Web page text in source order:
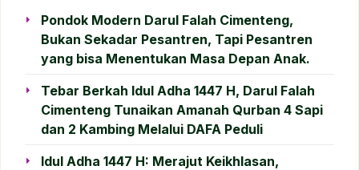
Pondok Modern Darul Falah Cimenteng,
Bukan Sekadar Pesantren, Tapi Pesantren
yang bisa Menentukan Masa Depan Anak.
Tebar Berkah Idul Adha 1447 H, Darul Falah
Cimenteng Tunaikan Amanah Qurban 4 Sapi
dan 2 Kambing Melalui DAFA Peduli
Idul Adha 1447 H: Merajut Keikhlasan,